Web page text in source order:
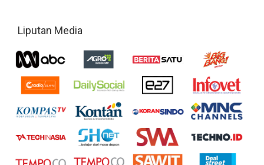
Liputan Media